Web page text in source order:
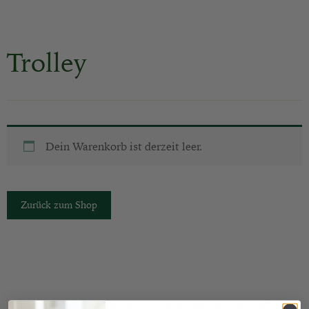
Trolley
Dein Warenkorb ist derzeit leer.
Zurück zum Shop
[jgm-featured-carousel title="insert-carousel-title" all-